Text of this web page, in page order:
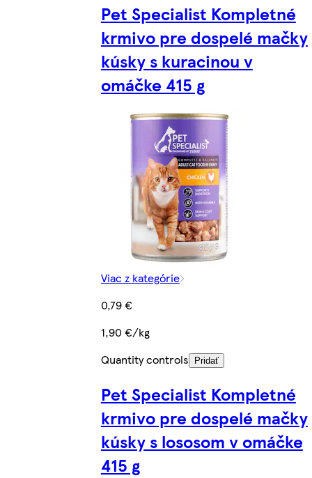
Pet Specialist Kompletné
krmivo pre dospelé mačky
kúsky s kuracinou v
omáčke 415 g
Viac z kategórie
0,79 €
1,90 €/kg
Quantity controls
Pridať
Pet Specialist Kompletné
krmivo pre dospelé mačky
kúsky s lososom v omáčke
415 g